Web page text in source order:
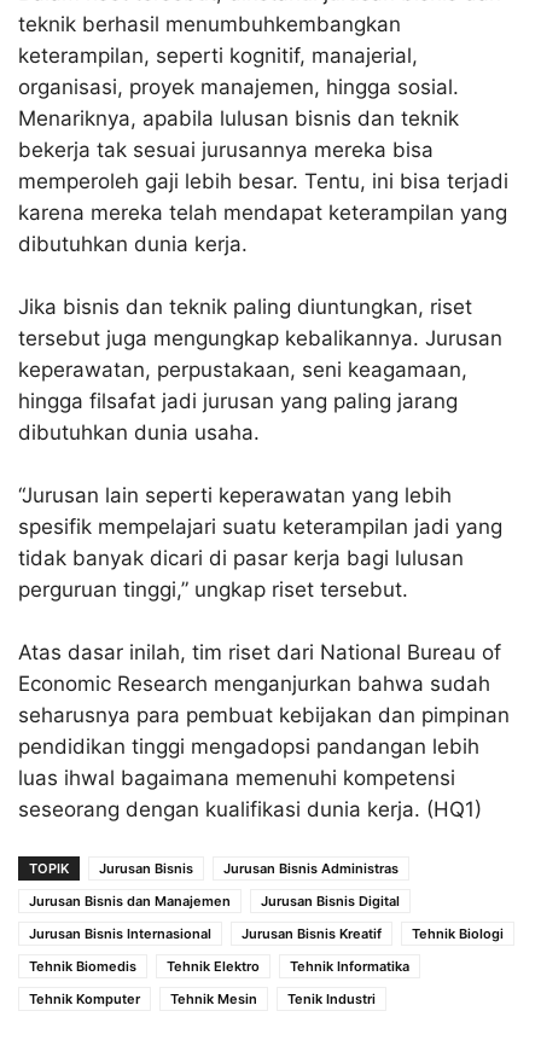
teknik berhasil menumbuhkembangkan
keterampilan, seperti kognitif, manajerial,
organisasi, proyek manajemen, hingga sosial.
Menariknya, apabila lulusan bisnis dan teknik
bekerja tak sesuai jurusannya mereka bisa
memperoleh gaji lebih besar. Tentu, ini bisa terjadi
karena mereka telah mendapat keterampilan yang
dibutuhkan dunia kerja.
Jika bisnis dan teknik paling diuntungkan, riset
tersebut juga mengungkap kebalikannya. Jurusan
keperawatan, perpustakaan, seni keagamaan,
hingga filsafat jadi jurusan yang paling jarang
dibutuhkan dunia usaha.
“Jurusan lain seperti keperawatan yang lebih
spesifik mempelajari suatu keterampilan jadi yang
tidak banyak dicari di pasar kerja bagi lulusan
perguruan tinggi,” ungkap riset tersebut.
Atas dasar inilah, tim riset dari National Bureau of
Economic Research menganjurkan bahwa sudah
seharusnya para pembuat kebijakan dan pimpinan
pendidikan tinggi mengadopsi pandangan lebih
luas ihwal bagaimana memenuhi kompetensi
seseorang dengan kualifikasi dunia kerja. (HQ1)
TOPIK Jurusan Bisnis
Jurusan Bisnis Administras
Jurusan Bisnis dan Manajemen
Jurusan Bisnis Digital
Jurusan Bisnis Internasional
Jurusan Bisnis Kreatif
Tehnik Biologi
Tehnik Biomedis
Tehnik Elektro
Tehnik Informatika
Tehnik Komputer
Tehnik Mesin Tenik Industri